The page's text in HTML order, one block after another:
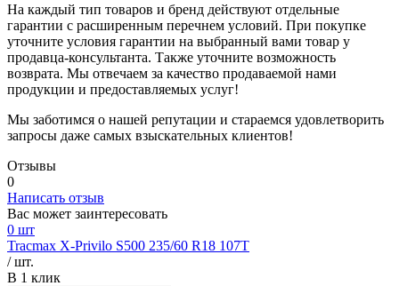
На каждый тип товаров и бренд действуют отдельные
гарантии с расширенным перечнем условий. При покупке
уточните условия гарантии на выбранный вами товар у
продавца-консультанта. Также уточните возможность
возврата. Мы отвечаем за качество продаваемой нами
продукции и предоставляемых услуг!
Мы заботимся о нашей репутации и стараемся удовлетворить
запросы даже самых взыскательных клиентов!
Отзывы
0
Написать отзыв
Вас может заинтересовать
0 шт
Tracmax X-Privilo S500 235/60 R18 107T
/ шт.
В 1 клик